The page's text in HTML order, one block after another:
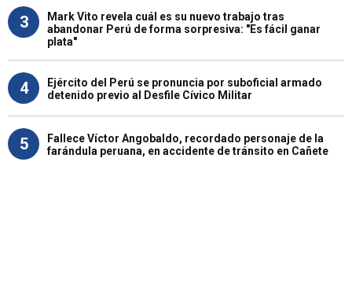
3
Mark Vito revela cuál es su nuevo trabajo tras
abandonar Perú de forma sorpresiva: "Es fácil ganar
plata"
4
Ejército del Perú se pronuncia por suboficial armado
detenido previo al Desfile Cívico Militar
5
Fallece Víctor Angobaldo, recordado personaje de la
farándula peruana, en accidente de tránsito en Cañete